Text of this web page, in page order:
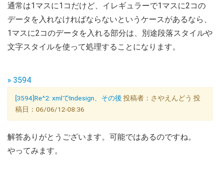
通常は1マスに1コだけど、イレギュラーで1マスに2コの
データを入れなければならないというケースがあるなら、
1マスに2コのデータを入れる部分は、別途段落スタイルや
文字スタイルを使って処理することになります。
» 3594
[3594]Re^2: xmlでIndesign、その後 投稿者：さやえんどう 投
稿日：06/06/12-08:36
解答ありがとうございます。可能ではあるのですね。
やってみます。